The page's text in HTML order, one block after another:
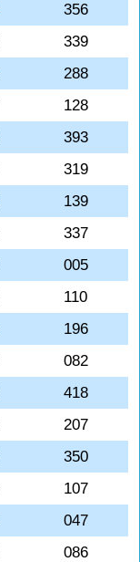
356
339
288
128
393
319
139
337
005
110
196
082
418
207
350
107
047
086